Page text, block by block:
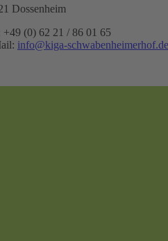
Dossenheim
+49 (0) 62 21 / 86 01 65
info@kiga-schwabenheimerhof.de